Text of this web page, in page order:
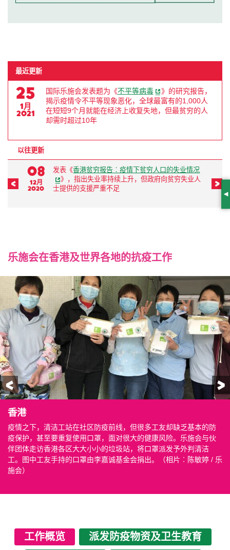
最近更新
25
1月
2021
国际乐施会发表题为《不平等病毒
》的研究报告，
揭示疫情令不平等现象恶化，全球最富有的1,000人
在短短9个月就能在经济上收复失地，但最贫穷的人
却需时超过10年
以往更新
前一页
08
12月
2020
发表《香港贫穷报告︰疫情下贫穷人口的失业情况
》，指出失业率持续上升，但政府向贫穷失业人
士提供的支援严重不足
后
乐施会在香港及世界各地的抗疫工作
前一页
香港
疫情之下，清洁工站在社区防疫前线，但很多工友却缺乏基本的防
疫保护，甚至要重复使用口罩，面对很大的健康风险。乐施会与伙
伴团体走访香港各区大大小小的垃圾站，将口罩派发予外判清洁
工。图中工友手持的口罩由李嘉诚基金会捐出。（相片︰陈敏婷 / 乐
施会）
香港
当大家以为抗疫资讯无孔不入，却可能遗忘了一群缺乏资讯的长
者，他们未必上网、阅报甚至看电视，难以接收疫情资讯及健康知
识。我们在派物资的同时，亦讲解正确使用口罩和洗手的方法。
（相片︰民社服务中心）
香港
大部分少数族裔清洁工的母语并非中文或英文，乐施会及伙伴团体
以他们的母语制作宣传单张，协助他们提高公共卫生常识。（相片
︰陈敏婷 / 乐施会）
香港
乐施会访问全港15区近150名外判清洁工，了解他们在疫情下的需要
和困难，并要求政府及外判清洁公司必须向工友提供足够的防疫装
备。
澳门
在澳门，乐施会向基层家庭送上白米及防疫物资，以减轻他们的经
济负担。受疫情影响，部分基层雇员被裁或被雇主要求放无薪假，
生活捉襟见肘。（相片︰Pui Cheng Lei / 乐施会）
澳门
疫情下食品价格上升，变相增加了经济压力。我们因应部分家庭的
特别需要，与伙伴团体上门派发乐施米、由街市菜贩捐出之蔬菜及
其他防疫物资。（相片︰Pui Cheng Lei / 乐施会）
中国内地
疫情之下，各类基层工种的前线工友受到严重的健康安全威胁。在
湖南，我们向长沙、岳阳、常德三市逾4,600名清洁工人提供医用口
罩和酒精喷雾，并且向他们传播个人卫生防护知识。（相片︰长沙
善行社会工作服务中心义工）
中国内地
在贵州，我们发放防疫物资予当地的贫困农民。
孟加拉
在科克斯巴扎尔（Cox’s Bazar），乐施会向难民派发肥皂，协助他
们保持双手清洁。这里收容了近百万名来自缅甸的罗兴亚难民。
（相片︰Fabeha Monir / 乐施会）
孟加拉
工作人员在营内的公共空间留下标记，提醒并协助难民保持社交距
离。（相片︰Fabeha Monir / 乐施会）
孟加拉
乐施会职员赶在超强台风「安攀」登陆前清理排污道上淤塞物，以
防大雨导致水浸，令营内的卫生情况恶化。（相片︰Fabeha Monir /
乐施会）
菲律宾
乐施会在偏远地区的社区会堂和杂货店，向难以接触外界资讯的村
民派发防疫单张。（相片︰IDEALS）
菲律宾
村民在等候领取防疫单张及防疫用品包时，亦会保持社交距离。
（相片︰IDEALS）
伊拉克
乐施会与加拿大政府全球事务部合作，向伊拉克北部城市摩苏尔的
医疗机构及弱势家庭分别提供保护衣及食物。（相片︰乐施会）
伊拉克
图为乐施会其中一个在摩苏尔的食物派发点。每个粮食包内有扁
豆、白米、糖、植物油和面粉。在疫情期间，全球各地的性别暴力
个案有上升趋势，我们于是在每个粮食包内放入有关防治性别暴力
的单张，上面印有支援热线。
伊拉克
在同样位于该国北部的另一个省份──萨拉赫丁省，乐施会向弱势家
庭派防疫及卫生用品。（相片︰乐施会）
中非共和国
乐施会在供水不足的地方设立水站，以协助民众保持个人卫生。技
术员会确保每个出水口至少相隔一米，让前来取水的村民能够保持
社交距离。
中非共和国
图中的工作人员正将水喉接驳至供水箱，预计能够为接近5,000人提
供清洁食水。（相片︰Aurelie Godet / 乐施会）
中非共和国
在出水的位置，我们放置了水筒和肥皂，以防止水花四溅增加病毒
传播风险。（相片︰Aurelie Godet / 乐施会）
工作概览
派发防疫物资及卫生教育